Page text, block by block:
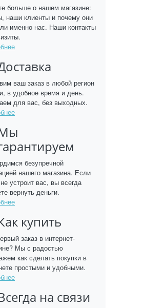
больше о нашем магазине:
наши клиенты и почему они
именно нас. Наши контакты
ваш заказ в любой регион
в удобное время и день.
для вас, без выходных.
безупречной
нашего магазина. Если
устроит вас, вы всегда
вернуть деньги.
купить
заказ в интернет-
Мы с радостью
как сделать покупки в
простыми и удобными.
на связи